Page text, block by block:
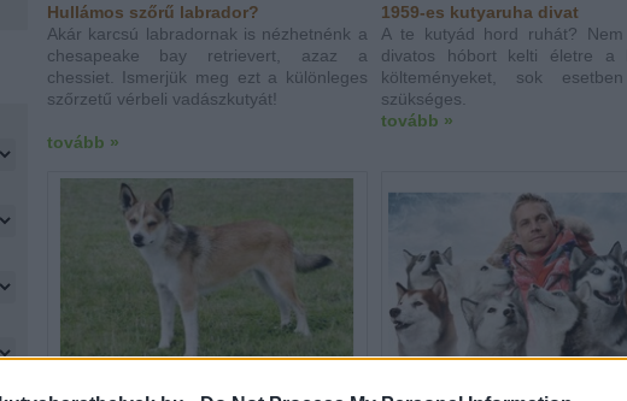
Hullámos szőrű labrador?
Akár karcsú labradornak is nézhetnénk a
chesapeake bay retrievert, azaz a
chessiet. Ismerjük meg ezt a különleges
szőrzetű vérbeli vadászkutyát!
tovább »
1959-es kutyaruha divat
A te kutyád hord ruhát?
divatos hóbort kelti életre a
költeményeket, sok
szükséges.
tovább »